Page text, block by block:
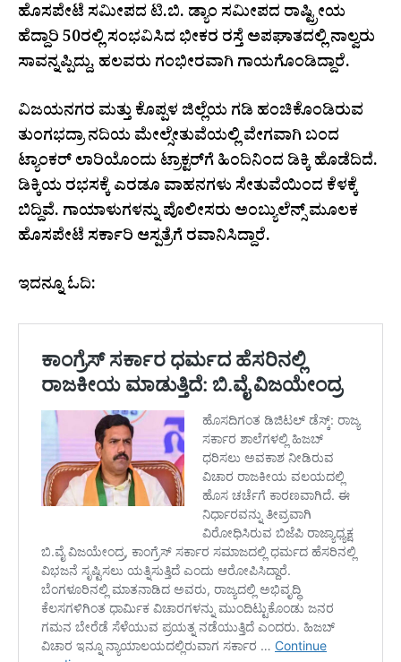
​ಹೊಸಪೇಟೆ ಸಮೀಪದ ಟಿ.ಬಿ. ಡ್ಯಾಂ ಸಮೀಪದ ರಾಷ್ಟ್ರೀಯ
ಹೆದ್ದಾರಿ 50ರಲ್ಲಿ ಸಂಭವಿಸಿದ ಭೀಕರ ರಸ್ತೆ ಅಪಘಾತದಲ್ಲಿ ನಾಲ್ವರು
ಸಾವನ್ನಪ್ಪಿದ್ದು, ಹಲವರು ಗಂಭೀರವಾಗಿ ಗಾಯಗೊಂಡಿದ್ದಾರೆ.
​ವಿಜಯನಗರ ಮತ್ತು ಕೊಪ್ಪಳ ಜಿಲ್ಲೆಯ ಗಡಿ ಹಂಚಿಕೊಂಡಿರುವ
ತುಂಗಭದ್ರಾ ನದಿಯ ಮೇಲ್ಸೇತುವೆಯಲ್ಲಿ ವೇಗವಾಗಿ ಬಂದ
ಟ್ಯಾಂಕರ್ ಲಾರಿಯೊಂದು ಟ್ರಾಕ್ಟರ್‌ಗೆ ಹಿಂದಿನಿಂದ ಡಿಕ್ಕಿ ಹೊಡೆದಿದೆ.
ಡಿಕ್ಕಿಯ ರಭಸಕ್ಕೆ ಎರಡೂ ವಾಹನಗಳು ಸೇತುವೆಯಿಂದ ಕೆಳಕ್ಕೆ
ಬಿದ್ದಿವೆ. ಗಾಯಾಳುಗಳನ್ನು ಪೊಲೀಸರು ಅಂಬ್ಯುಲೆನ್ಸ್ ಮೂಲಕ
ಹೊಸಪೇಟೆ ಸರ್ಕಾರಿ ಆಸ್ಪತ್ರೆಗೆ ರವಾನಿಸಿದ್ದಾರೆ.
ಇದನ್ನೂ ಓದಿ: